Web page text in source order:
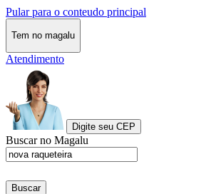
Pular para o conteudo principal
Tem no magalu
Atendimento
Digite seu CEP
Buscar no Magalu
Buscar